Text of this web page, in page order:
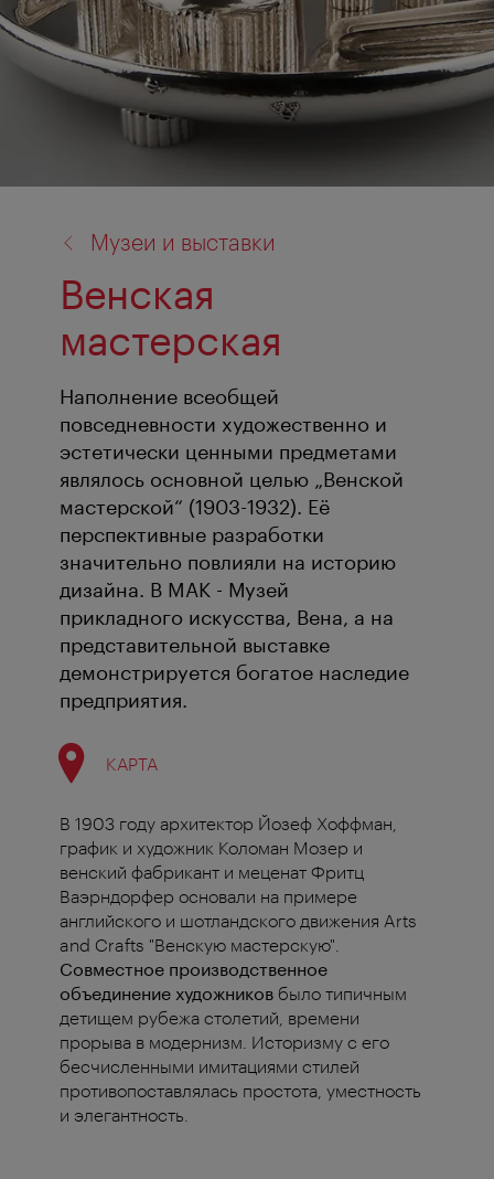
Музеи и выставки
Венская
мастерская
Наполнение всеобщей
повседневности художественно и
эстетически ценными предметами
являлось основной целью „Венской
мастерской“ (1903-1932). Её
перспективные разработки
значительно повлияли на историю
дизайна. В MAK - Музей
прикладного искусства, Вена, а на
представительной выставке
демонстрируется богатое наследие
предприятия.
КАРТА
В 1903 году архитектор Йозеф Хоффман,
график и художник Коломан Мозер и
венский фабрикант и меценат Фритц
Ваэрндорфер основали на примере
английского и шотландского движения Arts
and Crafts "Венскую мастерскую".
Совместное производственное
объединение художников было типичным
детищем рубежа столетий, времени
прорыва в модернизм. Историзму с его
бесчисленными имитациями стилей
противопоставлялась простота, уместность
и элегантность.